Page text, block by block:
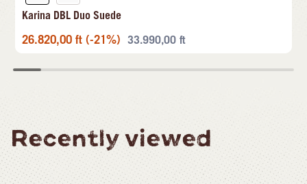
Karina DBL Duo Suede
26.820,00 ft (-21%) 33.990,00 ft
Recently viewed